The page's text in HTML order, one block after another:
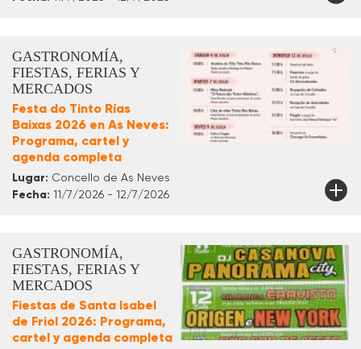
GASTRONOMÍA,
FIESTAS, FERIAS Y
MERCADOS
Festa do Tinto Rías
Baixas 2026 en As Neves:
Programa, cartel y
agenda completa
Lugar: Concello de As Neves
Fecha: 11/7/2026 - 12/7/2026
GASTRONOMÍA,
FIESTAS, FERIAS Y
MERCADOS
Fiestas de Santa Isabel
de Friol 2026: Programa,
cartel y agenda completa